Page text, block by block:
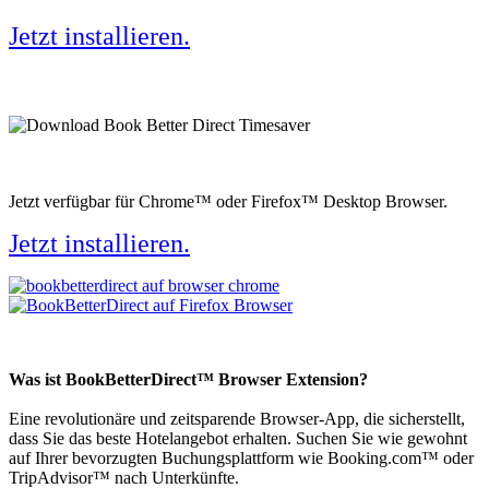
Jetzt installieren.
Jetzt verfügbar für Chrome™ oder Firefox™ Desktop Browser.
Jetzt installieren.
Was ist BookBetterDirect™ Browser Extension?
Eine revolutionäre und zeitsparende Browser-App, die sicherstellt,
dass Sie das beste Hotelangebot erhalten. Suchen Sie wie gewohnt
auf Ihrer bevorzugten Buchungsplattform wie Booking.com™ oder
TripAdvisor™ nach Unterkünfte.